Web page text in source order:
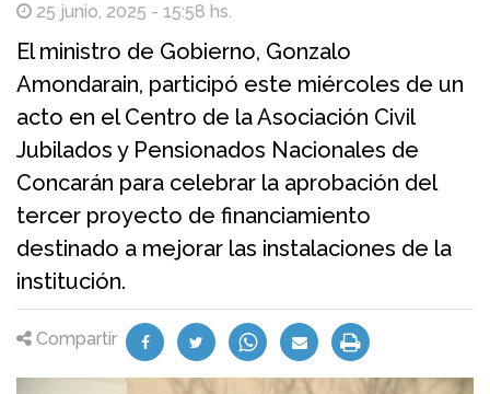
25 junio, 2025 - 15:58 hs.
El ministro de Gobierno, Gonzalo
Amondarain, participó este miércoles de un
acto en el Centro de la Asociación Civil
Jubilados y Pensionados Nacionales de
Concarán para celebrar la aprobación del
tercer proyecto de financiamiento
destinado a mejorar las instalaciones de la
institución.
Compartir